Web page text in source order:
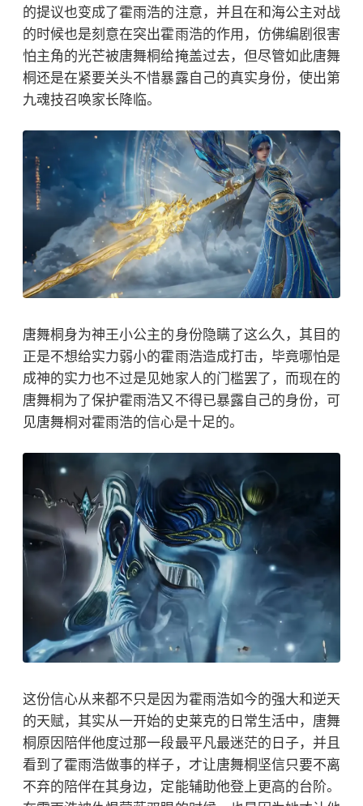
的提议也变成了霍雨浩的注意，并且在和海公主对战
的时候也是刻意在突出霍雨浩的作用，仿佛编剧很害
怕主角的光芒被唐舞桐给掩盖过去，但尽管如此唐舞
桐还是在紧要关头不惜暴露自己的真实身份，使出第
九魂技召唤家长降临。
唐舞桐身为神王小公主的身份隐瞒了这么久，其目的
正是不想给实力弱小的霍雨浩造成打击，毕竟哪怕是
成神的实力也不过是见她家人的门槛罢了，而现在的
唐舞桐为了保护霍雨浩又不得已暴露自己的身份，可
见唐舞桐对霍雨浩的信心是十足的。
这份信心从来都不只是因为霍雨浩如今的强大和逆天
的天赋，其实从一开始的史莱克的日常生活中，唐舞
桐原因陪伴他度过那一段最平凡最迷茫的日子，并且
看到了霍雨浩做事的样子，才让唐舞桐坚信只要不离
不弃的陪伴在其身边，定能辅助他登上更高的台阶。